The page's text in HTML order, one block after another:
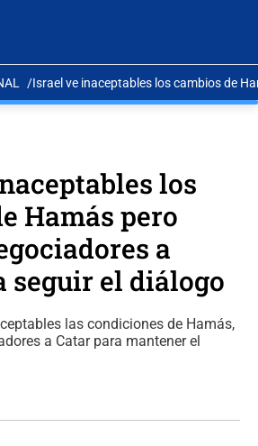
Israel ve inaceptables los cambios de
los
Hamás pero
a
seguir el diálogo
las condiciones de Hamás,
a Catar para mantener el